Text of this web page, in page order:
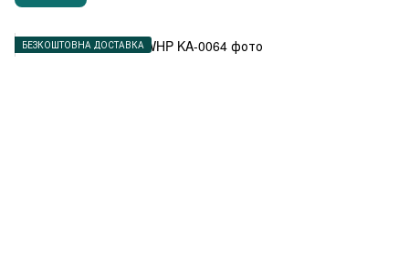
БЕЗКОШТОВНА ДОСТАВКА